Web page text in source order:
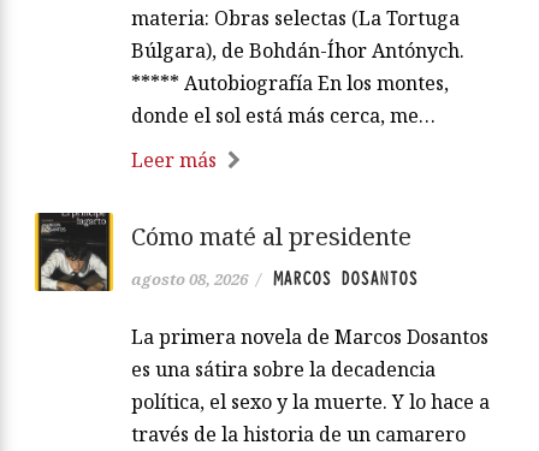
materia: Obras selectas (La Tortuga
Búlgara), de Bohdán-Íhor Antónych.
***** Autobiografía En los montes,
donde el sol está más cerca, me…
Leer más
Cómo maté al presidente
agosto 08, 2026 / MARCOS DOSANTOS
La primera novela de Marcos Dosantos
es una sátira sobre la decadencia
política, el sexo y la muerte. Y lo hace a
través de la historia de un camarero